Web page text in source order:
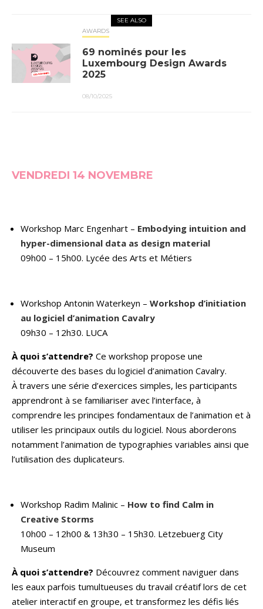
SEE ALSO
AWARDS
69 nominés pour les
Luxembourg Design Awards
2025
08/10/2025
VENDREDI 14 NOVEMBRE
Workshop Marc Engenhart – Embodying intuition and
hyper-dimensional data as design material
09h00 – 15h00. Lycée des Arts et Métiers
Workshop Antonin Waterkeyn – Workshop d’initiation
au logiciel d’animation Cavalry
09h30 – 12h30. LUCA
À quoi s’attendre? Ce workshop propose une
découverte des bases du logiciel d’animation Cavalry.
À travers une série d’exercices simples, les participants
apprendront à se familiariser avec l’interface, à
comprendre les principes fondamentaux de l’animation et à
utiliser les principaux outils du logiciel. Nous aborderons
notamment l’animation de typographies variables ainsi que
l’utilisation des duplicateurs.
Workshop Radim Malinic – How to find Calm in
Creative Storms
10h00 – 12h00 & 13h30 – 15h30. Lëtzebuerg City
Museum
À quoi s’attendre? Découvrez comment naviguer dans
les eaux parfois tumultueuses du travail créatif lors de cet
atelier interactif en groupe, et transformez les défis liés